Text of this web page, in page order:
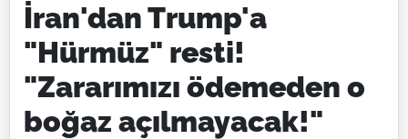
İran'dan Trump'a
"Hürmüz" resti!
"Zararımızı ödemeden o
boğaz açılmayacak!"